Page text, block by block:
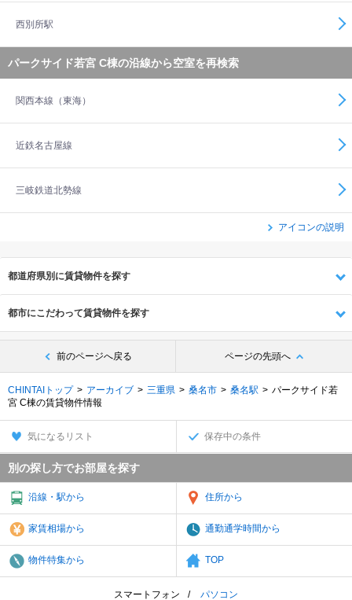
西別所駅
パークサイド若宮 C棟の沿線から空室を再検索
関西本線（東海）
近鉄名古屋線
三岐鉄道北勢線
アイコンの説明
都道府県別に賃貸物件を探す
都市にこだわって賃貸物件を探す
前のページへ戻る ページの先頭へ
CHINTAIトップ アーカイブ 三重県 桑名市 桑名駅
パークサイド若
宮 C棟の賃貸物件情報
気になるリスト 保存中の条件
別の探し方でお部屋を探す
沿線・駅から 住所から
家賃相場から 通勤通学時間から
物件特集から TOP
スマートフォン パソコン